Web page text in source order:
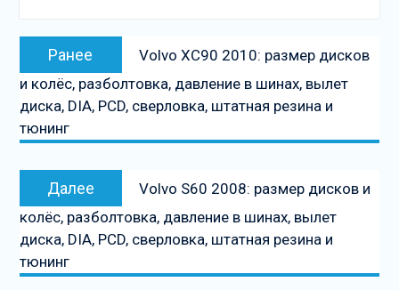
Навигация
записям
Ранее
Предыдущая
запись:
Volvo XC90 2010: размер дисков
и колёс, разболтовка, давление в шинах, вылет
диска, DIA, PCD, сверловка, штатная резина и
тюнинг
Далее
Следующая
запись
Volvo S60 2008: размер дисков и
колёс, разболтовка, давление в шинах, вылет
диска, DIA, PCD, сверловка, штатная резина и
тюнинг